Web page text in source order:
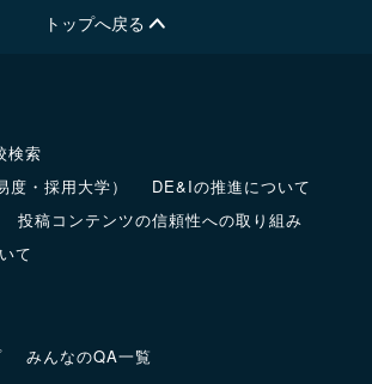
トップへ戻る
検索
・採用大学）
DE&Iの推進について
投稿コンテンツの信頼性への取り組み
て
みんなのQA一覧